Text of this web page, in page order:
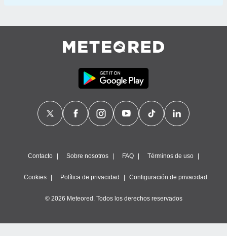
Contacto Sobre nosotros FAQ Términos de uso
Cookies Política de privacidad Configuración de privacidad
© 2026 Meteored. Todos los derechos reservados